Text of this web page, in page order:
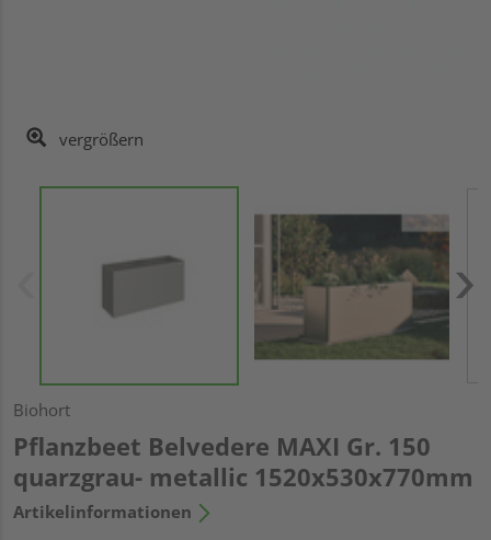
vergrößern
Biohort
Pflanzbeet Belvedere MAXI Gr. 150
quarzgrau- metallic 1520x530x770mm
Artikelinformationen